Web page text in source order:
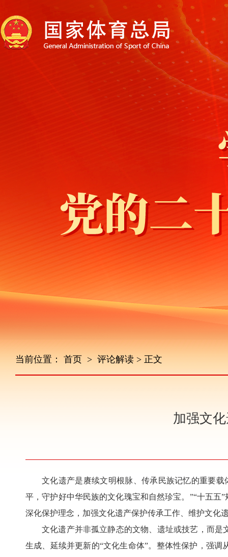
当前位置： 首页 > 评论解读 > 正文
加强文
文化遗产是赓续文明根脉、传承民族记忆的重要
平，守护好中华民族的文化瑰宝和自然珍宝。”“十五五
深化保护理念，加强文化遗产保护传承工作、维护文化
文化遗产并非孤立静态的文物、遗址或技艺，而
生成、延续并更新的“文化生命体”。整体性保护，强